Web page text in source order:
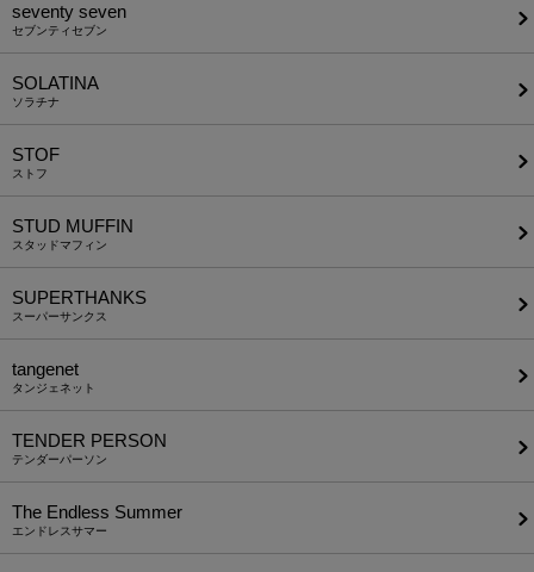
seventy seven
セブンティセブン
SOLATINA
ソラチナ
STOF
ストフ
STUD MUFFIN
スタッドマフィン
SUPERTHANKS
スーパーサンクス
tangenet
タンジェネット
TENDER PERSON
テンダーパーソン
The Endless Summer
エンドレスサマー